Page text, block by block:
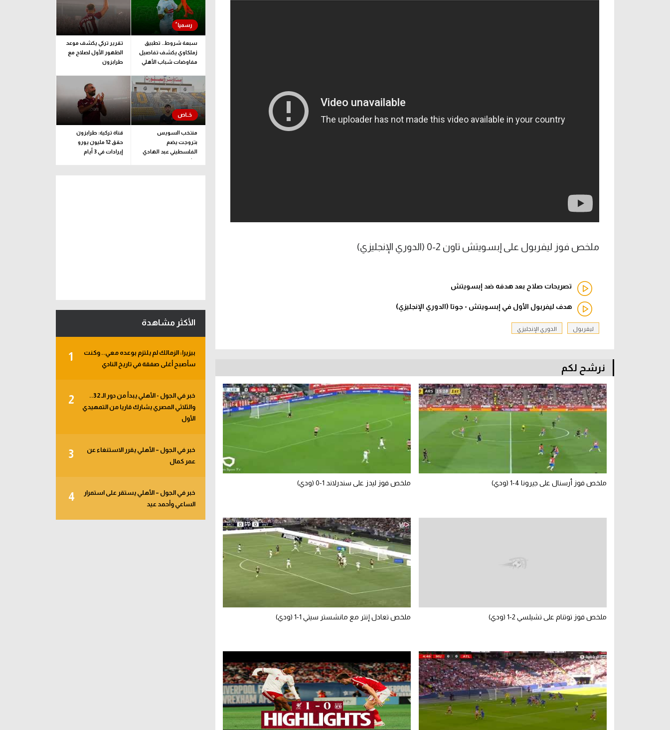
ملخص فوز ليفربول على إبسويتش تاون 2-0 (الدوري الإنجليزي)
تصريحات صلاح بعد هدفه ضد إبسويتش
هدف ليفربول الأول في إبسويتش - جوتا (الدوري الإنجليزي)
ليفربول الدوري الإنجليزي
نرشح لكم
ملخص فوز أرسنال على جيرونا 4-1 (ودي) ملخص فوز ليدز على سندرلاند 1-0 (ودي)
ملخص فوز توتنام على تشيلسي 2-1 (ودي) ملخص تعادل إنتر مع مانشستر سيتي 1-1 (ودي)
سبعة شروط.. تطبيق
زملكاوي يكشف تفاصيل
مفاوضات شباب الأهلي
تقرير تركي يكشف موعد
الظهور الأول لصلاح مع
طرابزون
منتخب السويس
بتروجت يضم
الفلسطيني عبد الهادي
راشد
قناة تركية: طرابزون
حقق 12 مليون يورو
إيرادات في 3 أيام
الأكثر مشاهدة
1
بيزيرا: الزمالك لم يلتزم بوعده معي.. وكنت
سأصبح أغلى صفقة في تاريخ النادي
2
خبر في الجول - الأهلي يبدأ من دور الـ 32..
والثلاثي المصري يشارك قاريا من التمهيدي
الأول
3
خبر في الجول – الأهلي يقرر الاستنغاء عن
عمر كمال
4
خبر في الجول – الأهلي يستقر على استمرار
الساعي وأحمد عيد